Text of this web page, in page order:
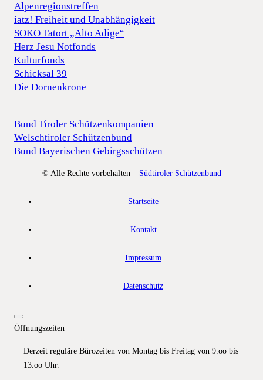
Alpenregionstreffen
iatz! Freiheit und Unabhängigkeit
SOKO Tatort „Alto Adige“
Herz Jesu Notfonds
Kulturfonds
Schicksal 39
Die Dornenkrone
Bund Tiroler Schützenkompanien
Welschtiroler Schützenbund
Bund Bayerischen Gebirgsschützen
© Alle Rechte vorbehalten – Südtiroler Schützenbund
Startseite
Kontakt
Impressum
Datenschutz
Öffnungszeiten
Derzeit reguläre Bürozeiten von Montag bis Freitag von 9.oo bis
13.oo Uhr.